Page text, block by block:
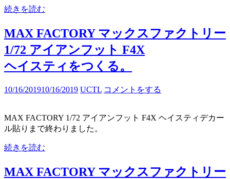
続きを読む
MAX FACTORY マックスファクトリー
1/72 アイアンフット F4X
ヘイスティをつくる。
10/16/201910/16/2019 UCTL コメントをする
MAX FACTORY 1/72 アイアンフット F4X ヘイスティデカー
ル貼りまで終わりました。
続きを読む
MAX FACTORY マックスファクトリー